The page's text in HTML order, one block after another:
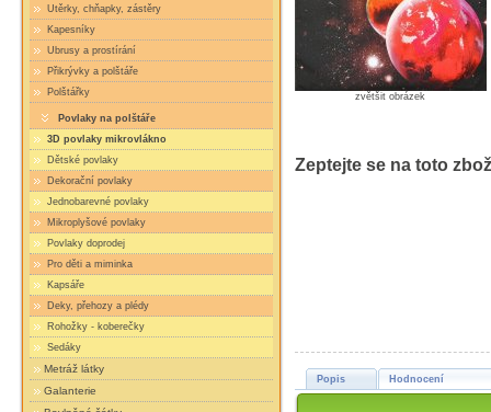
Utěrky, chňapky, zástěry
Kapesníky
Ubrusy a prostírání
Přikrývky a polštáře
Polštářky
Povlaky na polštáře
3D povlaky mikrovlákno
Dětské povlaky
Dekorační povlaky
Jednobarevné povlaky
Mikroplyšové povlaky
Povlaky doprodej
Pro děti a miminka
Kapsáře
Deky, přehozy a plédy
Rohožky - koberečky
Sedáky
Metráž látky
Galanterie
zvětšit obrázek
Zeptejte se na toto
Popis Hodnocení